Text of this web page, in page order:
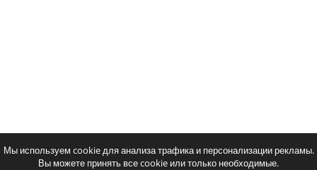
Введите код, указанный на картинке:
Мы используем cookie для анализа трафика и персонализации рекламы.
Вы можете принять все cookie или только необходимые.